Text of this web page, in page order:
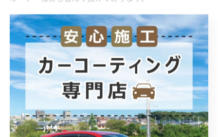
この後は正しく「メンテナンス」を行って頂くか、ご来
店での無料メンテナンスをご利用頂けましたら今日の仕
上がりはキープできますので、目安を忘れずにお気軽に
ご連絡ください！
施工内容 Lサイズ Bプラン
・ボディのガラスコーティング施工
・全面のプレミアム窓撥水
・ホイールコーティング